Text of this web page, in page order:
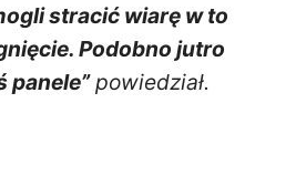
stracić wiarę w to
Podobno jutro
panele”powiedział.